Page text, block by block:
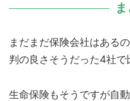
まだまだ保険会社はある
判の良さそうだった4社で
生命保険もそうですが自